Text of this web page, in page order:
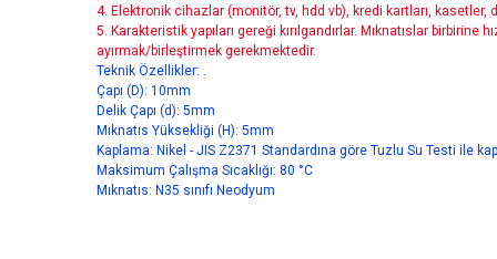
4. Elektronik cihazlar (monitör, tv, hdd vb), kredi kartları,
5. Karakteristik yapıları gereği kırılgandırlar. Mıknatıslar birbirine
ayırmak/birleştirmek gerekmektedir.
Teknik Özellikler:
Çapı (D): 10mm
Delik Çapı (d): 5mm
Mıknatıs Yüksekliği (H): 5mm
Kaplama: Nikel - JIS Z2371 Standardına göre Tuzlu Su Testi ile
Maksimum Çalışma Sıcaklığı: 80 °C
Mıknatıs: N35 sınıfı Neodyum